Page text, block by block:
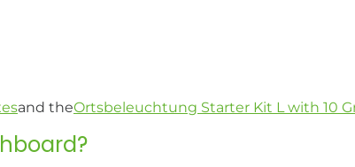
and theOrtsbeleuchtung Starter Kit L with 10